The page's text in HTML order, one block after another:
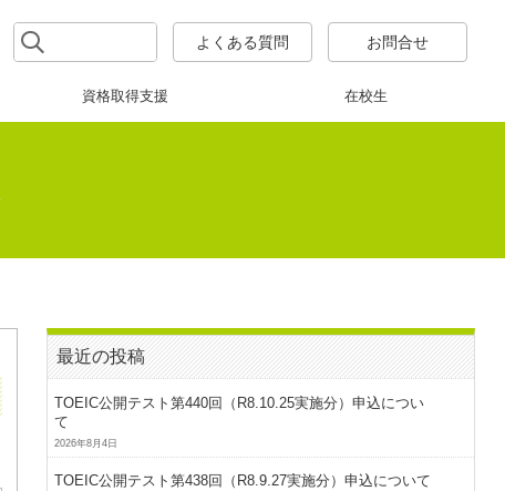
よくある質問 お問合せ
資格取得支援 在校生
最近の投稿
TOEIC公開テスト第440回（R8.10.25実施分）申込につい
て
2026年8月4日
TOEIC公開テスト第438回（R8.9.27実施分）申込について